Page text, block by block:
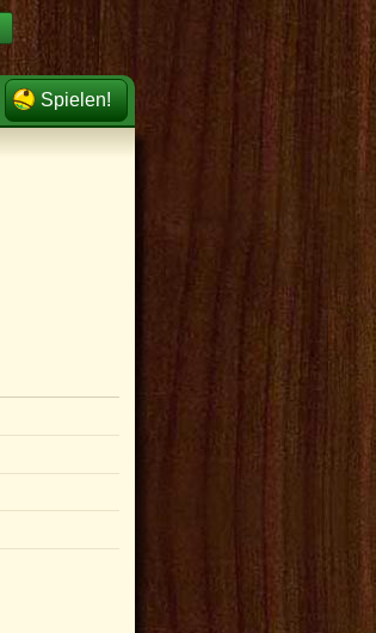
Spielen!